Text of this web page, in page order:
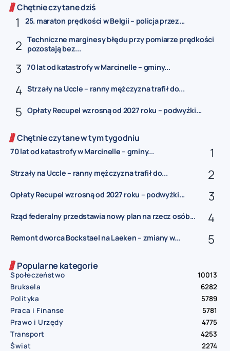
Chętnie czytane dziś
25. maraton prędkości w Belgii – policja przez...
Techniczne marginesy błędu przy pomiarze prędkości
pozostają bez...
70 lat od katastrofy w Marcinelle – gminy...
Strzały na Uccle – ranny mężczyzna trafił do...
Opłaty Recupel wzrosną od 2027 roku – podwyżki...
Chętnie czytane w tym tygodniu
70 lat od katastrofy w Marcinelle – gminy...
Strzały na Uccle – ranny mężczyzna trafił do...
Opłaty Recupel wzrosną od 2027 roku – podwyżki...
Rząd federalny przedstawia nowy plan na rzecz osób...
Remont dworca Bockstael na Laeken – zmiany w...
Popularne kategorie
Społeczeństwo
10013
Bruksela
6282
Polityka
5789
Praca i Finanse
5781
Prawo i Urzędy
4775
Transport
4253
Świat
2274